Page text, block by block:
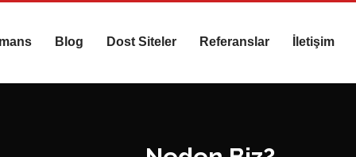
Blog Dost Siteler Referanslar İletişim